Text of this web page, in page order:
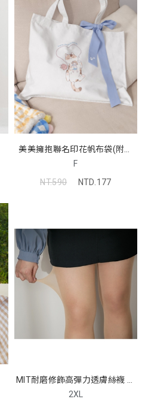
美美擁抱聯名印花帆布袋(附絲
巾)
F
NT.590
NTD.177
MIT耐磨修飾高彈力透膚絲襪 中
大尺碼
2XL